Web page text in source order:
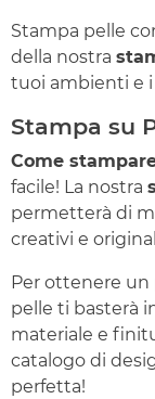
Stampa pelle
della nostra
tuoi ambienti e i
Stampa su
Come
facile! La nostra
permetterà di
creativi e
Per ottenere
pelle ti basterà
materiale e
catalogo di
perfetta!